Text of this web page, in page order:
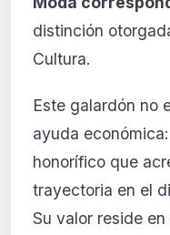
Desde 9,99
distinción
Cultura.
Este galardón no
ayuda
honorífico que
trayectoria en el
Su valor reside